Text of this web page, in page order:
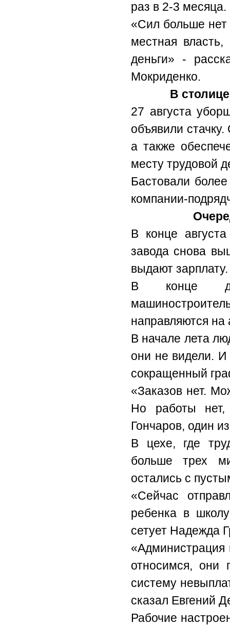
раз в 2-3 месяца.
«Сил больше нет
местная
деньги» -
Мокриденко.
В
27 августа
объявили
а также
месту трудовой
Бастовали
компании-
В конце августа
завода снова
выдают
В конце
направляются на
В начале лета
они не видели. И
сокращенный
«Заказов нет.
Но работы
Гончаров, один
В цехе, где
больше трех
остались с
«Сейчас
ребенка в
сетует Надежда
«Администрация
относимся, они
систему
сказал Евгений
Рабочие